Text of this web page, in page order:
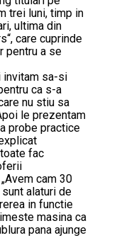
trei luni, timp in
ultima din
care cuprinde
pentru a se
invitam sa-si
ca s-a
nu stiu sa
le prezentam
probe practice
fac
cam 30
alaturi de
in functie
masina ca
pana ajunge